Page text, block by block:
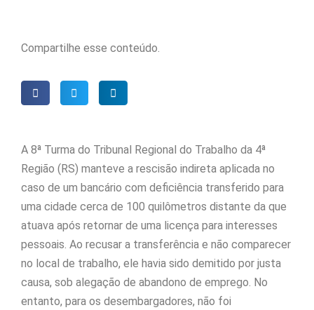
Compartilhe esse conteúdo.
A 8ª Turma do Tribunal Regional do Trabalho da 4ª
Região (RS) manteve a rescisão indireta aplicada no
caso de um bancário com deficiência transferido para
uma cidade cerca de 100 quilômetros distante da que
atuava após retornar de uma licença para interesses
pessoais. Ao recusar a transferência e não comparecer
no local de trabalho, ele havia sido demitido por justa
causa, sob alegação de abandono de emprego. No
entanto, para os desembargadores, não foi